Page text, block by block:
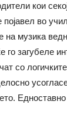
кои
во
на музика
загубеле
со